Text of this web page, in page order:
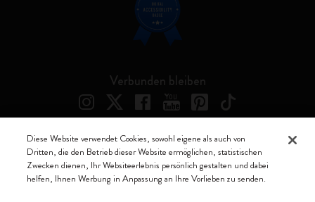
Verbunden bleiben
Moleskine ® ist ein eingetragenes Warenzeichen von Moleskine Srl a
socio unico
Diese Website verwendet Cookies, sowohl eigene als auch von
Dritten, die den Betrieb dieser Website ermöglichen, statistischen
Zwecken dienen, Ihr Websiteerlebnis persönlich gestalten und dabei
helfen, Ihnen Werbung in Anpassung an Ihre Vorlieben zu senden.